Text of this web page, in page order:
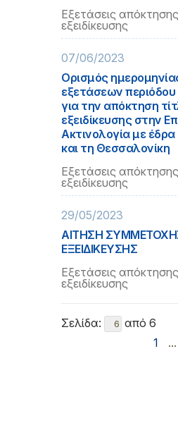
Εξετάσεις
εξειδίκευσης
07/06/2023
Ορισμός
εξετάσεων
για την απόκτηση
εξειδίκευσης στην
Ακτινολογία με
και τη Θεσσαλονίκη
Εξετάσεις
εξειδίκευσης
29/05/2023
ΑΙΤΗΣΗ
ΕΞΕΙΔΙΚΕΥΣΗΣ
Εξετάσεις
εξειδίκευσης
Σελίδα:
από 6
1
...